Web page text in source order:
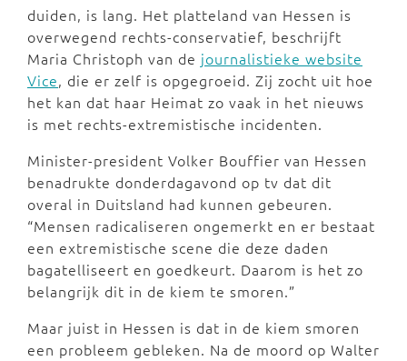
duiden, is lang. Het platteland van Hessen is
overwegend rechts-conservatief, beschrijft
Maria Christoph van de journalistieke website
Vice, die er zelf is opgegroeid. Zij zocht uit hoe
het kan dat haar Heimat zo vaak in het nieuws
is met rechts-extremistische incidenten.
Minister-president Volker Bouffier van Hessen
benadrukte donderdagavond op tv dat dit
overal in Duitsland had kunnen gebeuren.
“Mensen radicaliseren ongemerkt en er bestaat
een extremistische scene die deze daden
bagatelliseert en goedkeurt. Daarom is het zo
belangrijk dit in de kiem te smoren.”
Maar juist in Hessen is dat in de kiem smoren
een probleem gebleken. Na de moord op Walter